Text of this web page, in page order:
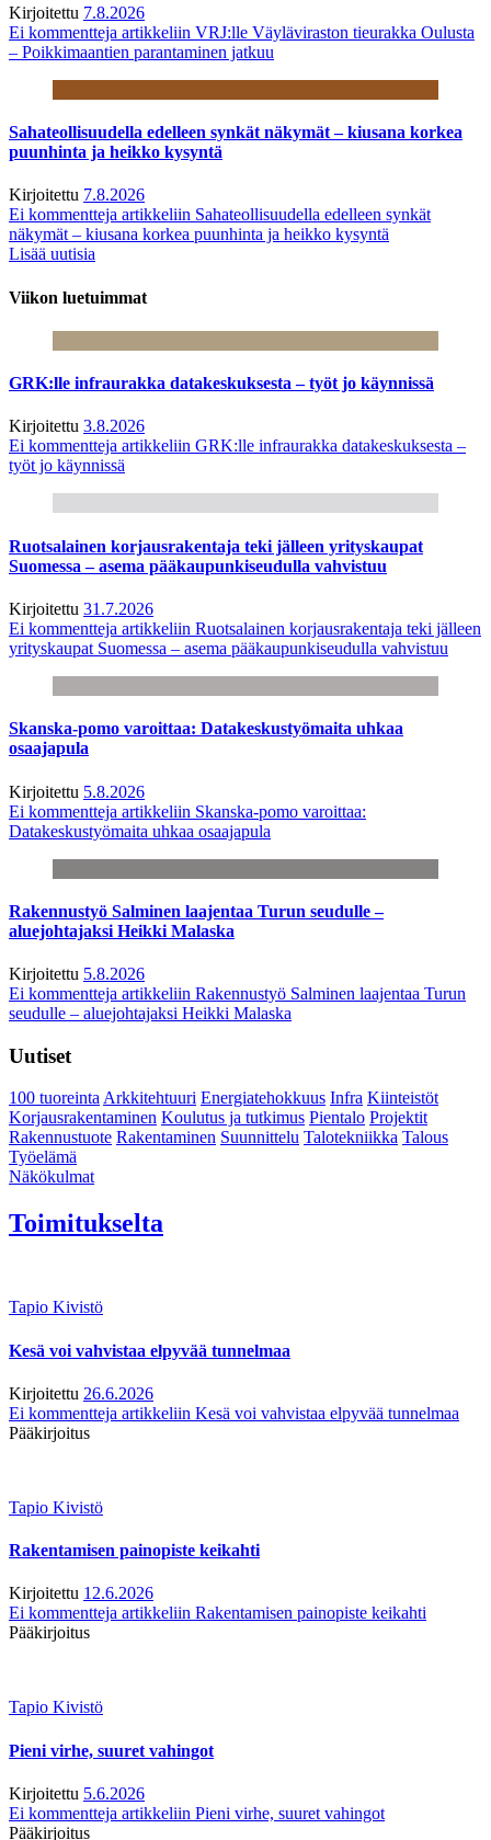
Kirjoitettu 7.8.2026
Ei kommentteja artikkeliin VRJ:lle Väyläviraston tieurakka Oulusta
– Poikkimaantien parantaminen jatkuu
Sahateollisuudella edelleen synkät näkymät – kiusana korkea
puunhinta ja heikko kysyntä
Kirjoitettu 7.8.2026
Ei kommentteja artikkeliin Sahateollisuudella edelleen synkät
näkymät – kiusana korkea puunhinta ja heikko kysyntä
Lisää uutisia
Viikon luetuimmat
GRK:lle infraurakka datakeskuksesta – työt jo käynnissä
Kirjoitettu 3.8.2026
Ei kommentteja artikkeliin GRK:lle infraurakka datakeskuksesta –
työt jo käynnissä
Ruotsalainen korjausrakentaja teki jälleen yrityskaupat
Suomessa – asema pääkaupunkiseudulla vahvistuu
Kirjoitettu 31.7.2026
Ei kommentteja artikkeliin Ruotsalainen korjausrakentaja teki jälleen
yrityskaupat Suomessa – asema pääkaupunkiseudulla vahvistuu
Skanska-pomo varoittaa: Datakeskustyömaita uhkaa
osaajapula
Kirjoitettu 5.8.2026
Ei kommentteja artikkeliin Skanska-pomo varoittaa:
Datakeskustyömaita uhkaa osaajapula
Rakennustyö Salminen laajentaa Turun seudulle –
aluejohtajaksi Heikki Malaska
Kirjoitettu 5.8.2026
Ei kommentteja artikkeliin Rakennustyö Salminen laajentaa Turun
seudulle – aluejohtajaksi Heikki Malaska
Uutiset
100 tuoreintaArkkitehtuuri Energiatehokkuus Infra Kiinteistöt
Korjausrakentaminen Koulutus ja tutkimus Pientalo Projektit
Rakennustuote Rakentaminen Suunnittelu Talotekniikka Talous
Työelämä
Näkökulmat
Toimitukselta
Tapio Kivistö
Kesä voi vahvistaa elpyvää tunnelmaa
Kirjoitettu 26.6.2026
Ei kommentteja artikkeliin Kesä voi vahvistaa elpyvää tunnelmaa
Pääkirjoitus
Tapio Kivistö
Rakentamisen painopiste keikahti
Kirjoitettu 12.6.2026
Ei kommentteja artikkeliin Rakentamisen painopiste keikahti
Pääkirjoitus
Tapio Kivistö
Pieni virhe, suuret vahingot
Kirjoitettu 5.6.2026
Ei kommentteja artikkeliin Pieni virhe, suuret vahingot
Pääkirjoitus